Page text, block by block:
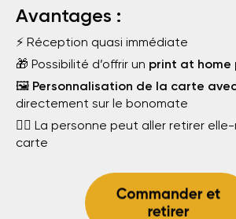
Avantages :
⚡ Réception quasi immédiate
🎁 Possibilité d’offrir un print at home
🖼️ Personnalisation de la carte
directement sur le bonomate
🚶‍♂️ La personne peut aller retirer
carte